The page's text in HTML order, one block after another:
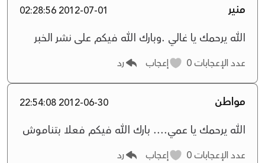
منير 2012-07-01 02:28:56
الله يرحمك يا غالي .وبارك الله فيكم على نشر الخبر
عدد الإعجابات إعجاب رد
مواطن 2012-06-30 22:54:08
الله يرحمك يا عمي.... بارك الله فيكم فعلا بتناموش
عدد الإعجابات إعجاب رد